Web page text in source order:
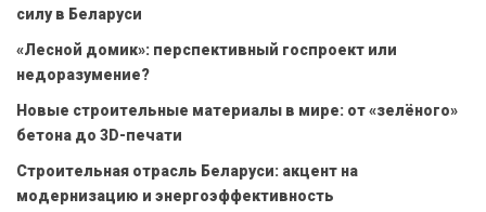
силу в Беларуси
«Лесной домик»: перспективный госпроект или
недоразумение?
Новые строительные материалы в мире: от «зелёного»
бетона до 3D-печати
Строительная отрасль Беларуси: акцент на
модернизацию и энергоэффективность